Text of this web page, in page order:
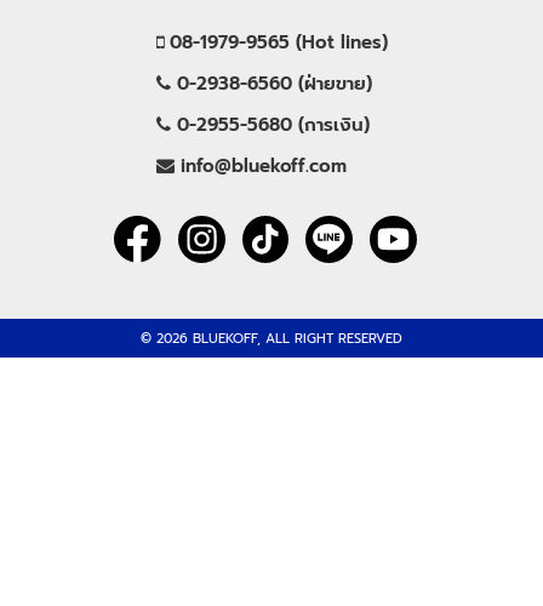
08-1979-9565 (Hot lines)
0-2938-6560 (ฝ่ายขาย)
0-2955-5680 (การเงิน)
info@bluekoff.com
© 2026 BLUEKOFF, ALL RIGHT RESERVED